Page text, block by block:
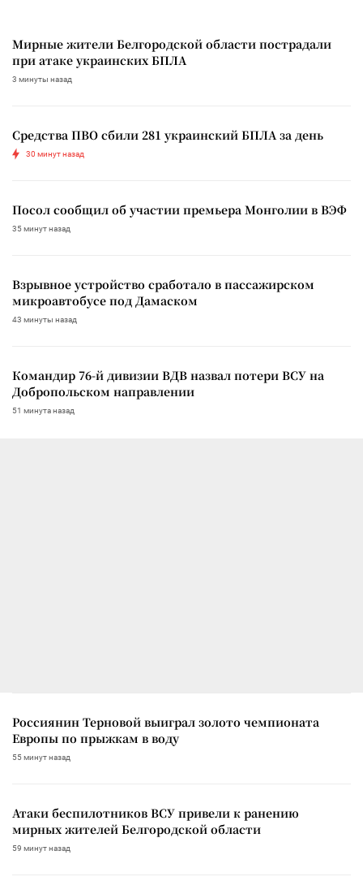
Мирные жители Белгородской области пострадали
при атаке украинских БПЛА
3 минуты назад
Средства ПВО сбили 281 украинский БПЛА за день
30 минут назад
Посол сообщил об участии премьера Монголии в ВЭФ
35 минут назад
Взрывное устройство сработало в пассажирском
микроавтобусе под Дамаском
43 минуты назад
Командир 76-й дивизии ВДВ назвал потери ВСУ на
Добропольском направлении
51 минута назад
Россиянин Терновой выиграл золото чемпионата
Европы по прыжкам в воду
55 минут назад
Атаки беспилотников ВСУ привели к ранению
мирных жителей Белгородской области
59 минут назад